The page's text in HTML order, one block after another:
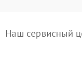
Наш сервисный